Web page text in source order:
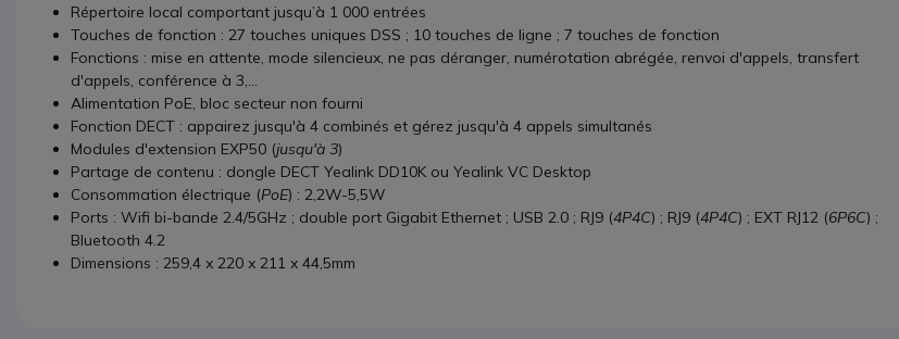
Répertoire local comportant jusqu’à 1 000 entrées
Touches de fonction : 27 touches uniques DSS ; 10 touches de ligne ; 7 touches de fonction
Fonctions : mise en attente, mode silencieux, ne pas déranger, numérotation abrégée, renvoi d'appels, transfert
d'appels, conférence à 3,...
Alimentation PoE, bloc secteur non fourni
Fonction DECT : appairez jusqu'à 4 combinés et gérez jusqu'à 4 appels simultanés
Modules d'extension EXP50 (jusqu'à 3)
Partage de contenu : dongle DECT Yealink DD10K ou Yealink VC Desktop
Consommation électrique (PoE) : 2,2W-5,5W
Ports : Wifi bi-bande 2.4/5GHz ; double port Gigabit Ethernet ; USB 2.0 ; RJ9 (4P4C) ; RJ9 (4P4C) ; EXT RJ12 (6P6C) ;
Bluetooth 4.2
Dimensions : 259,4 x 220 x 211 x 44,5mm